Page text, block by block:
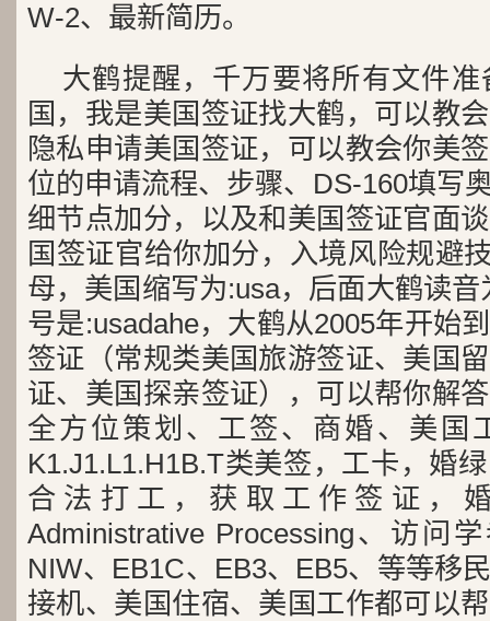
W-2、最新简历。
大鹤提醒，千万要将所有文件
国，我是美国签证找大鹤，可以教
隐私申请美国签证，可以教会你美
位的申请流程、步骤、DS-160填写
细节点加分，以及和美国签证官面
国签证官给你加分，入境风险规避
母，美国缩写为:usa，后面大鹤读
号是:usadahe，大鹤从2005年开始
签证（常规类美国旅游签证、美国
证、美国探亲签证），可以帮你解
全方位策划、工签、商婚、美国
K1.J1.L1.H1B.T类美签，工卡，婚
合法打工，获取工作签证，
Administrative Processing、访问
NIW、EB1C、EB3、EB5、等等移
接机、美国住宿、美国工作都可以